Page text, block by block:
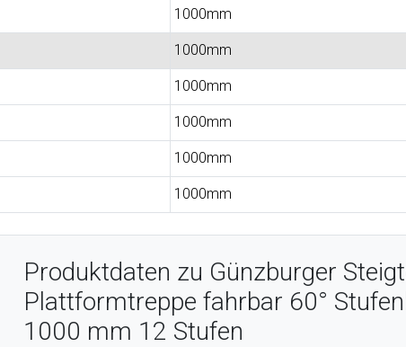
1000mm
1000mm
1000mm
1000mm
1000mm
1000mm
Produktdaten zu Günzburger
Plattformtreppe fahrbar 60°
1000 mm 12 Stufen